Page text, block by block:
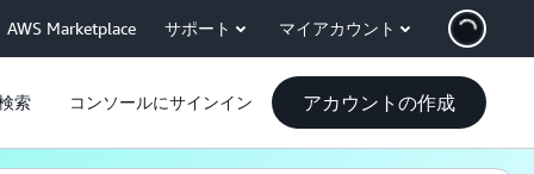
AWS Marketplace サポート マイアカウント
索 コンソールにサインイン アカウントの作成